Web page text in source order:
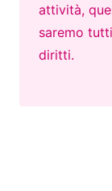
attività,
saremo
diritti.